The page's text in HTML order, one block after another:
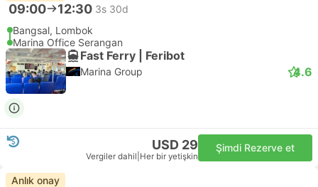
09:00 12:30 3s 30d
Bangsal, Lombok
Marina Office Serangan
Fast Ferry | Feribot
Marina Group 4.6
USD 29
Vergiler dahil Her bir yetişkin
Şimdi Rezerve et
Anlık onay